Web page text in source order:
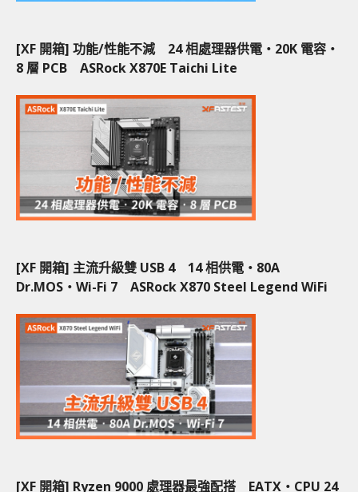
[XF 開箱] 功能/性能不減 24 相處理器供電‧20K 電容‧
8 層 PCB ASRock X870E Taichi Lite
[XF 開箱] 主流升級雙 USB 4 14 相供電‧80A
Dr.MOS‧Wi-Fi 7 ASRock X870 Steel Legend WiFi
[XF 開箱] Ryzen 9000 處理器最強配搭 EATX‧CPU 24